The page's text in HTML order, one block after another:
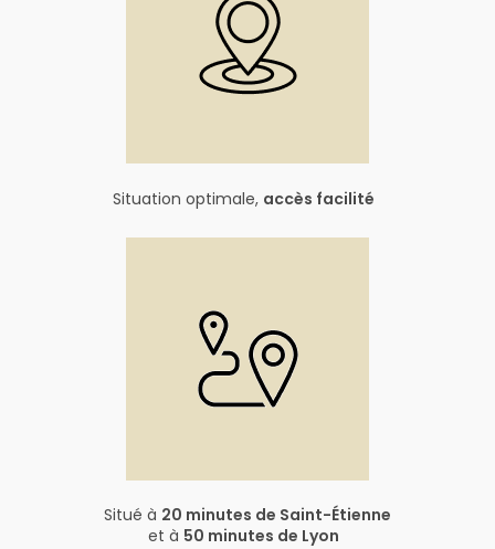
Situation optimale, accès facilité
Situé à 20 minutes de Saint-Étienne
et à 50 minutes de Lyon